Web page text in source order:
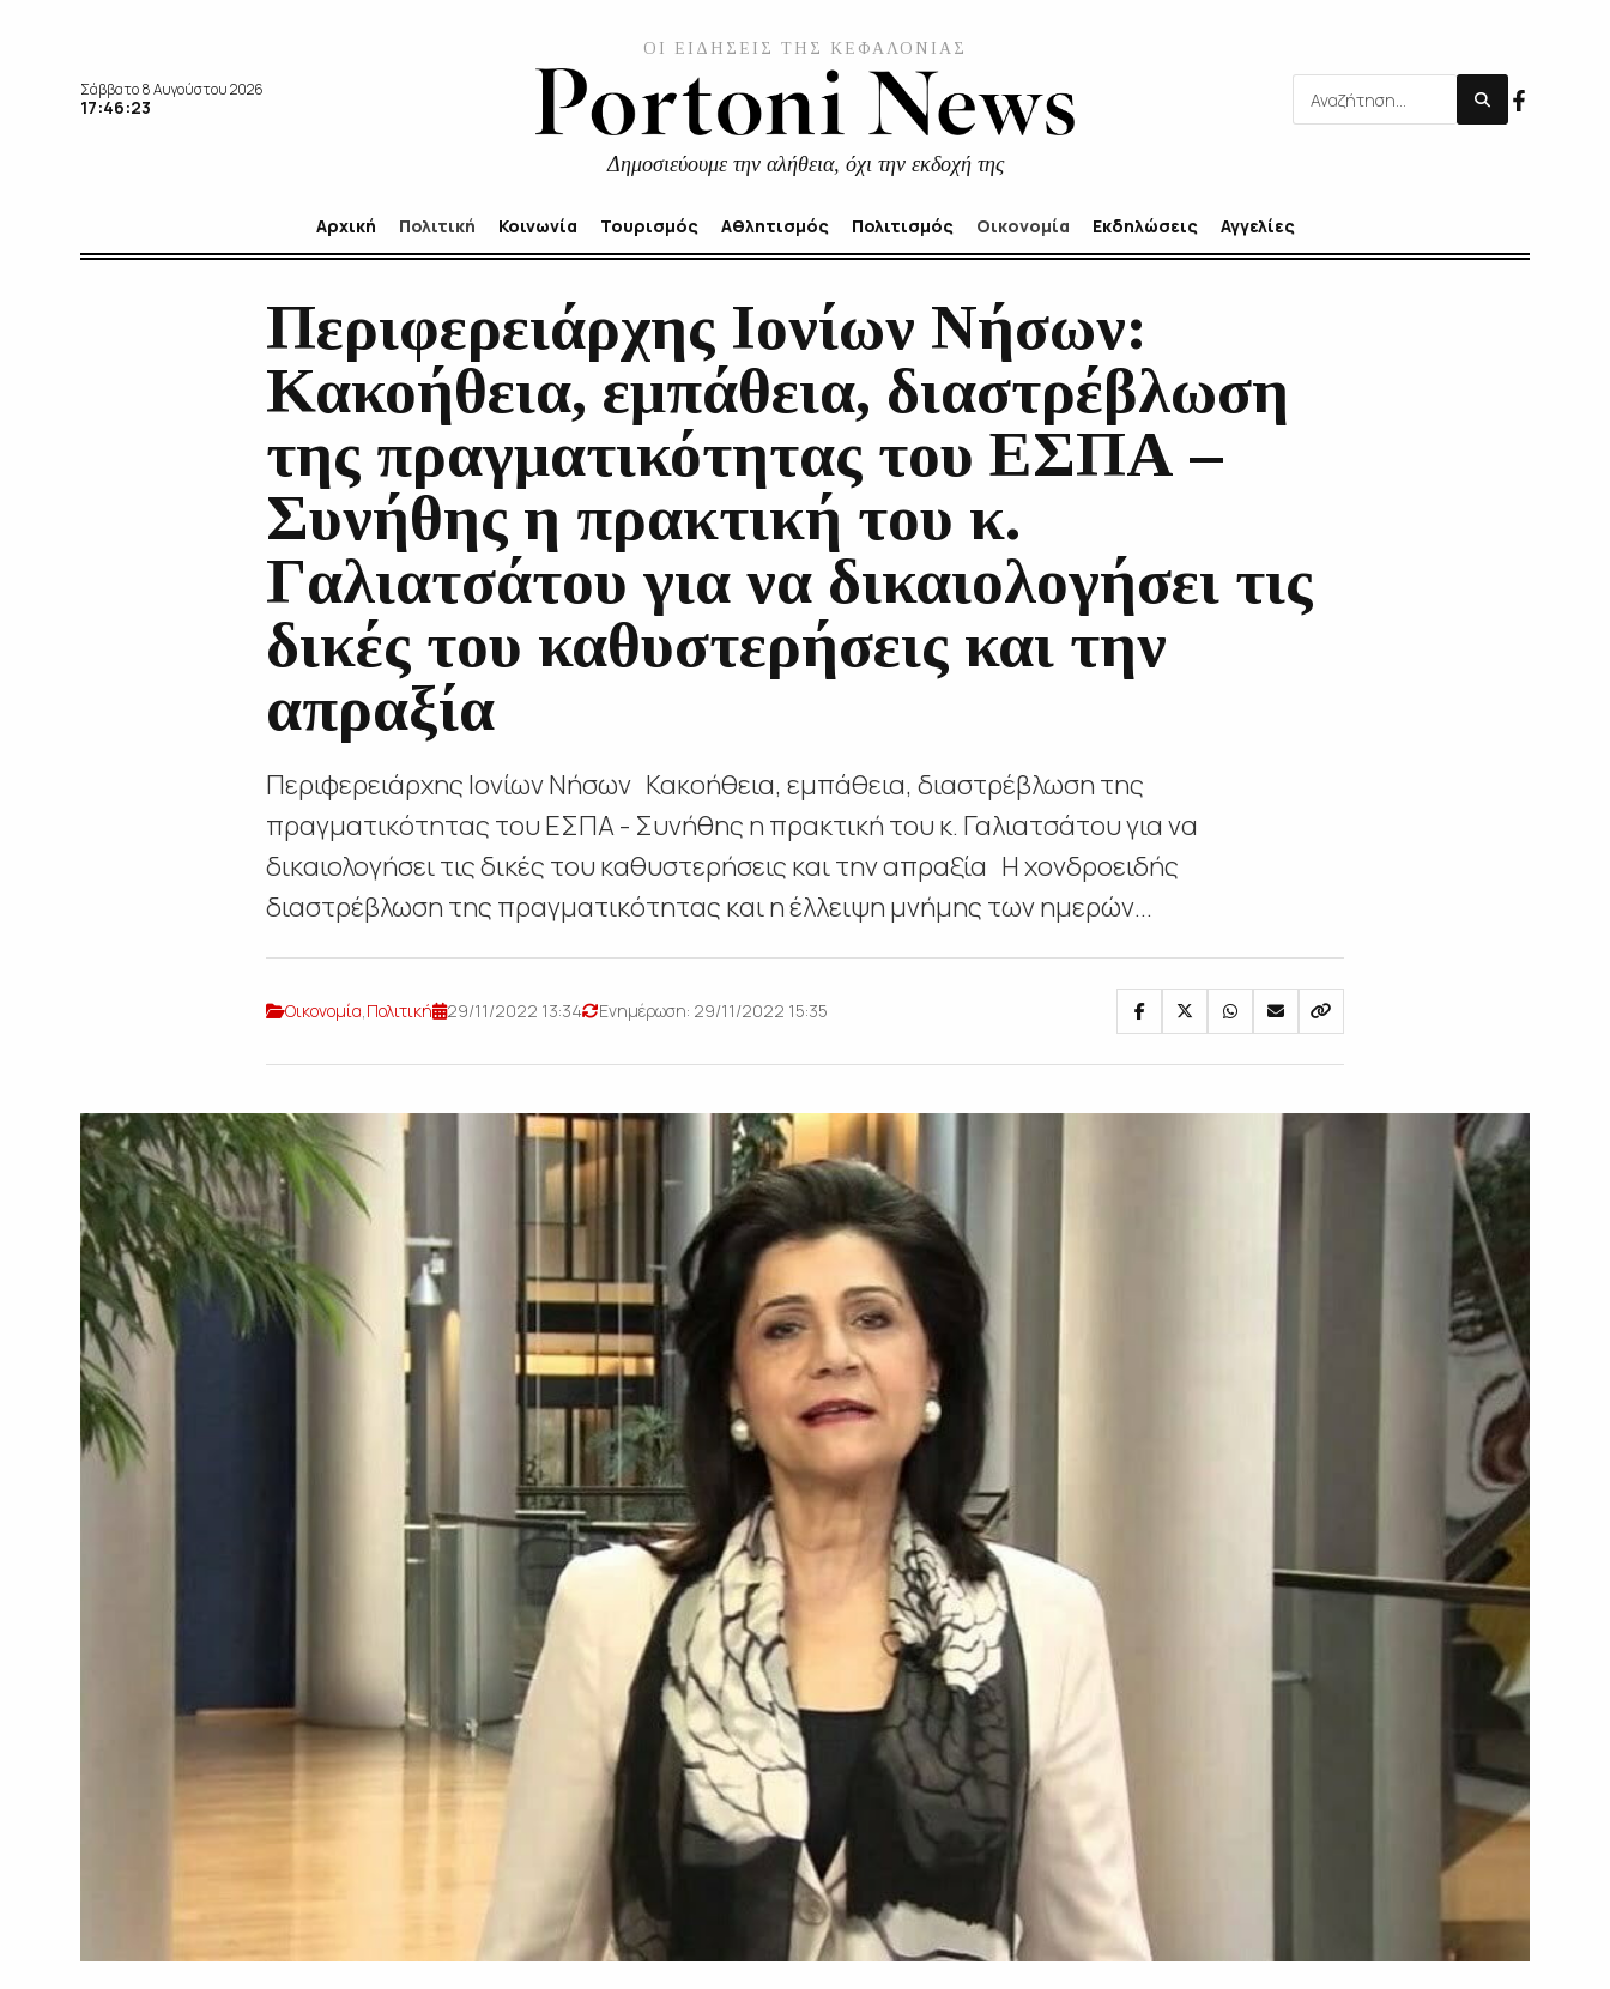
Σάββατο 8 Αυγούστου 2026
17:46:24
ΟΙ ΕΙΔΗΣΕΙΣ ΤΗΣ ΚΕΦΑΛΟΝΙΑΣ
Δημοσιεύουμε την αλήθεια, όχι την εκδοχή της
Αρχική Πολιτική Κοινωνία Τουρισμός Αθλητισμός Πολιτισμός Οικονομία Εκδηλώσεις Αγγελίες
Περιφερειάρχης Ιονίων Νήσων:
Κακοήθεια, εμπάθεια, διαστρέβλωση
της πραγματικότητας του ΕΣΠΑ –
Συνήθης η πρακτική του κ.
Γαλιατσάτου για να δικαιολογήσει τις
δικές του καθυστερήσεις και την
απραξία
Περιφερειάρχης Ιονίων Νήσων Κακοήθεια, εμπάθεια, διαστρέβλωση της
πραγματικότητας του ΕΣΠΑ - Συνήθης η πρακτική του κ. Γαλιατσάτου για να
δικαιολογήσει τις δικές του καθυστερήσεις και την απραξία Η χονδροειδής
διαστρέβλωση της πραγματικότητας και η έλλειψη μνήμης των ημερών...
Οικονομία,Πολιτική 29/11/2022 13:34 Ενημέρωση: 29/11/2022 15:35